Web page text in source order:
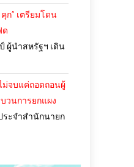
ก” เตรียมโดน
ด
ผู้นำสหรัฐฯ เดิน
ม่จบแค่ถอดถอนผู้
วนการยกแผง
ระจำสำนักนายก